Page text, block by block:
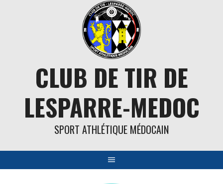
CLUB DE TIR DE
LESPARRE-MEDOC
SPORT ATHLÉTIQUE MÉDOCAIN